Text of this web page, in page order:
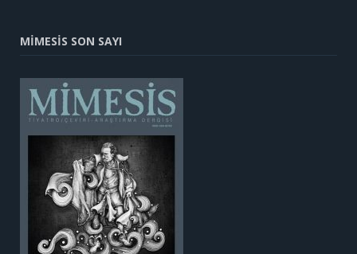
MİMESİS SON SAYI